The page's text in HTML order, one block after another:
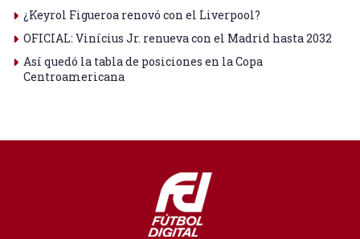
¿Keyrol Figueroa renovó con el Liverpool?
OFICIAL: Vinícius Jr. renueva con el Madrid hasta 2032
Así quedó la tabla de posiciones en la Copa
Centroamericana